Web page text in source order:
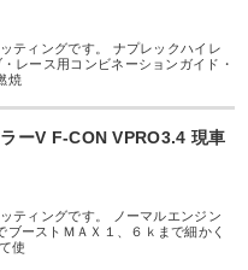
ティングです。 ナプレックハイレ
レース用コンビネーションガイド・
焼
ーV F-CON VPRO3.4 現車
ティングです。 ノーマルエンジン
ーストＭＡＸ１、６ｋまで細かく
使